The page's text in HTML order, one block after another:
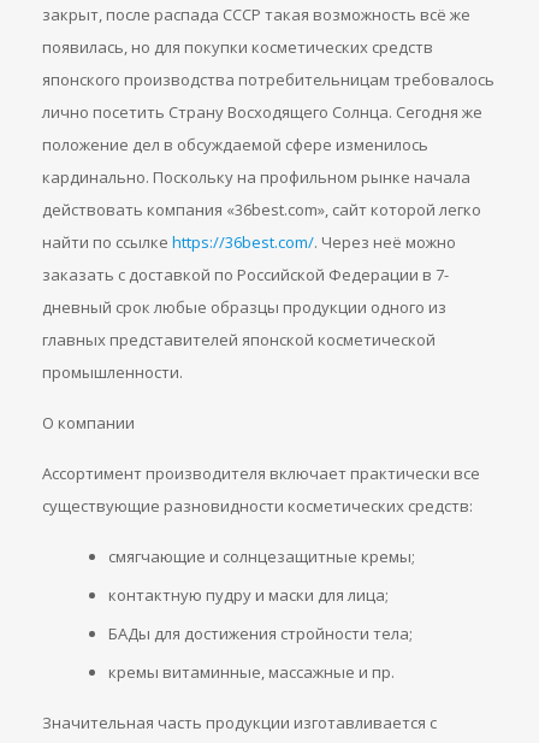
закрыт, после распада СССР такая возможность всё же
появилась, но для покупки косметических средств
японского производства потребительницам требовалось
лично посетить Страну Восходящего Солнца. Сегодня же
положение дел в обсуждаемой сфере изменилось
кардинально. Поскольку на профильном рынке начала
действовать компания «36best.com», сайт которой легко
найти по ссылке https://36best.com/. Через неё можно
заказать с доставкой по Российской Федерации в 7-
дневный срок любые образцы продукции одного из
главных представителей японской косметической
промышленности.
О компании
Ассортимент производителя включает практически все
существующие разновидности косметических средств:
смягчающие и солнцезащитные кремы;
контактную пудру и маски для лица;
БАДы для достижения стройности тела;
кремы витаминные, массажные и пр.
Значительная часть продукции изготавливается с